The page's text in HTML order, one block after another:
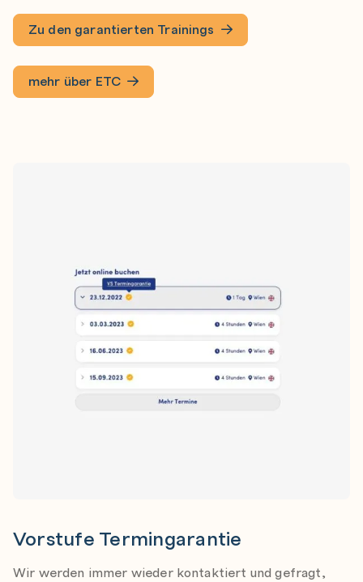
Zu den garantierten Trainings
mehr über ETC
Vorstufe Termingarantie
Wir werden immer wieder kontaktiert und gefragt,